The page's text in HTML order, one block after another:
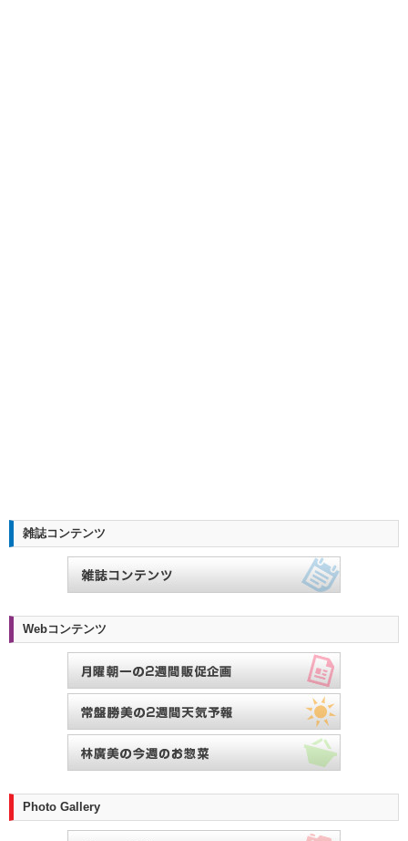
雑誌コンテンツ
Webコンテンツ
Photo Gallery